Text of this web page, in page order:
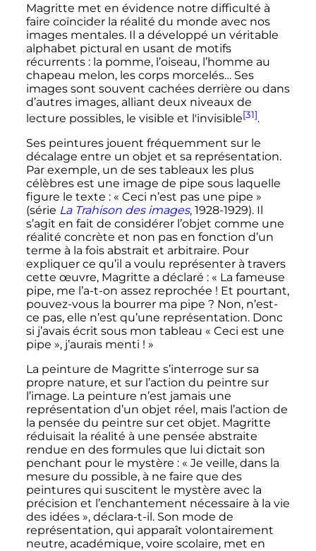
Magritte met en évidence notre difficulté à
faire coïncider la réalité du monde avec nos
images mentales. Il a développé un véritable
alphabet pictural en usant de motifs
récurrents : la pomme, l’oiseau, l’homme au
chapeau melon, les corps morcelés… Ses
images sont souvent cachées derrière ou dans
d’autres images, alliant deux niveaux de
lecture possibles, le visible et l'invisible[31].
Ses peintures jouent fréquemment sur le
décalage entre un objet et sa représentation.
Par exemple, un de ses tableaux les plus
célèbres est une image de pipe sous laquelle
figure le texte : « Ceci n’est pas une pipe »
(série La Trahison des images, 1928-1929). Il
s’agit en fait de considérer l’objet comme une
réalité concrète et non pas en fonction d’un
terme à la fois abstrait et arbitraire. Pour
expliquer ce qu’il a voulu représenter à travers
cette œuvre, Magritte a déclaré : « La fameuse
pipe, me l’a-t-on assez reprochée ! Et pourtant,
pouvez-vous la bourrer ma pipe ? Non, n’est-
ce pas, elle n’est qu’une représentation. Donc
si j’avais écrit sous mon tableau « Ceci est une
pipe », j’aurais menti ! »
La peinture de Magritte s’interroge sur sa
propre nature, et sur l’action du peintre sur
l’image. La peinture n’est jamais une
représentation d’un objet réel, mais l’action de
la pensée du peintre sur cet objet. Magritte
réduisait la réalité à une pensée abstraite
rendue en des formules que lui dictait son
penchant pour le mystère : « Je veille, dans la
mesure du possible, à ne faire que des
peintures qui suscitent le mystère avec la
précision et l’enchantement nécessaire à la vie
des idées », déclara-t-il. Son mode de
représentation, qui apparaît volontairement
neutre, académique, voire scolaire, met en